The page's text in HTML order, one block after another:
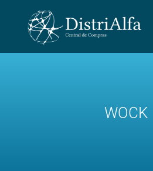
WOCK